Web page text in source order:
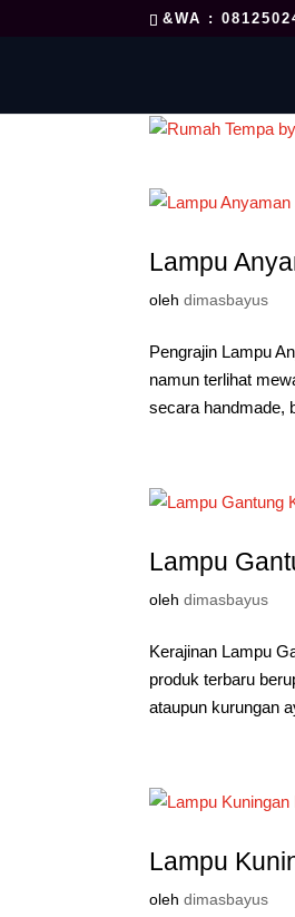
&WA :
Lampu
olehdimasbayus
Pengrajin Lampu
namun terlihat
secara handmade,
Lampu
olehdimasbayus
Kerajinan Lampu
produk terbaru
ataupun kurungan
Lampu
olehdimasbayus